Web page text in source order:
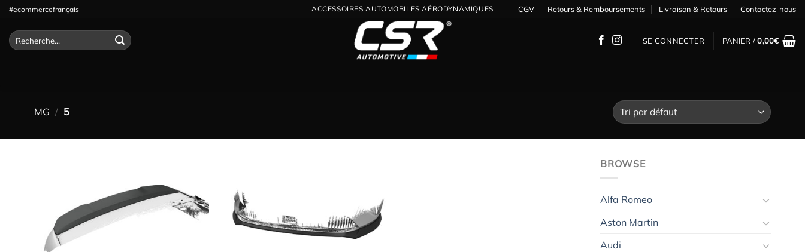
Passer
contenu
#ecommercefrançais ACCESSOIRES AUTOMOBILES AÉRODYNAMIQUES CGV Retours & Remboursements Livraison & Retours Contactez-nous
Recherche
pour :
SE CONNECTER PANIER /0,00€
MG / 5
Ajouter
à la
Ajouter
à la
wishlist
BROWSE
Alfa Romeo
Aston Martin
Audi